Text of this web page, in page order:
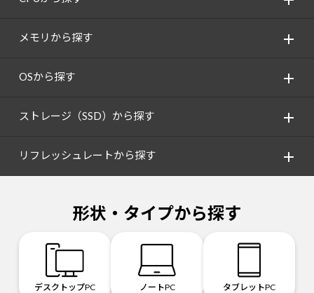
メモリから探す
OSから探す
ストレージ（SSD）から探す
リフレッシュレートから探す
形状・タイプから探す
デスクトップPC ノートPC タブレットPC